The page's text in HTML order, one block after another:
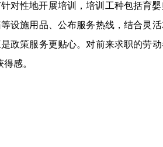
对性地开展培训，培训工种包括育
设施用品、公布服务热线，结合灵
政策服务更贴心。对前来求职的劳
感。